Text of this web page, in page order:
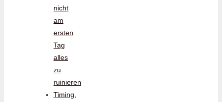
nicht
am
ersten
Tag
alles
zu
ruinieren
Timing,